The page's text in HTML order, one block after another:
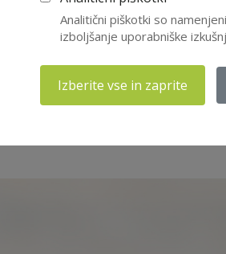
Analitični piškotki so
izboljšanje uporabniške
Izberite vse in zaprite